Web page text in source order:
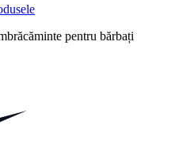
pentru bărbați